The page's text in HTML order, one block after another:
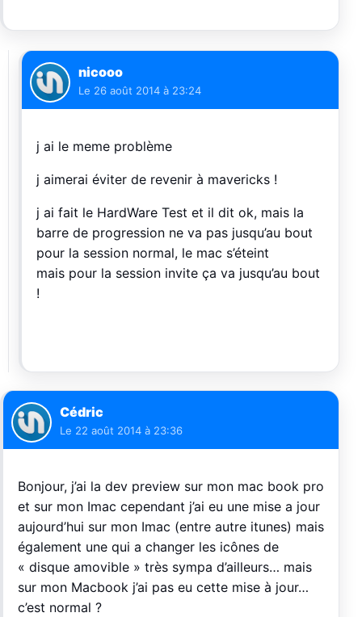
nicooo
Le 26 août 2014 à 23:24
j ai le meme problème
j aimerai éviter de revenir à mavericks !
j ai fait le HardWare Test et il dit ok, mais la
barre de progression ne va pas jusqu’au bout
pour la session normal, le mac s’éteint
mais pour la session invite ça va jusqu’au bout
!
Cédric
Le 22 août 2014 à 23:36
Bonjour, j’ai la dev preview sur mon mac book pro
et sur mon Imac cependant j’ai eu une mise a jour
aujourd’hui sur mon Imac (entre autre itunes) mais
également une qui a changer les icônes de
« disque amovible » très sympa d’ailleurs… mais
sur mon Macbook j’ai pas eu cette mise à jour…
c’est normal ?